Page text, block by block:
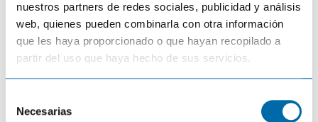
nuestros partners de redes sociales, publicidad y análisis
web, quienes pueden combinarla con otra información
que les haya proporcionado o que hayan recopilado a
partir del uso que haya hecho de sus servicios.
Necesarias
scanstrut.html
scanstrut.html
Superposición de radar sobre